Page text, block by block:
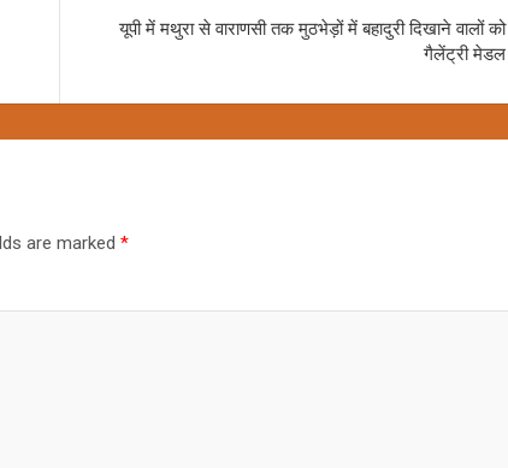
यूपी में मथुरा से वाराणसी तक मुठभेड़ों में बहादुरी दिखाने वालों को
गैलेंट्री मेडल
are marked *